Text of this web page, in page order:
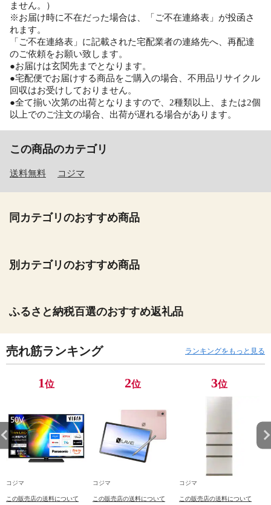
ません。）
※お届け時に不在だった場合は、「ご不在連絡表」が投函さ
れます。
「ご不在連絡表」に記載された宅配業者の連絡先へ、再配達
のご依頼をお願い致します。
●お届けは玄関先までとなります。
●宅配便でお届けする商品をご購入の場合、不用品リサイクル
回収はお受けしておりません。
●全て揃い次第の出荷となりますので、2種類以上、または2個
以上でのご注文の場合、出荷が遅れる場合があります。
この商品のカテゴリ
送料無料 コジマ
同カテゴリのおすすめ商品
別カテゴリのおすすめ商品
ふるさと納税百選のおすすめ返礼品
売れ筋ランキング ランキングをもっと見る
1位
コジマ
この販売店の送料について
2位
コジマ
この販売店の送料について
3位
コジマ
この販売店の送料について